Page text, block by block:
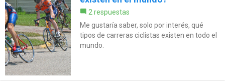
2 respuestas
Me gustaría saber, solo por interés, qué
tipos de carreras ciclistas existen en todo el
mundo.